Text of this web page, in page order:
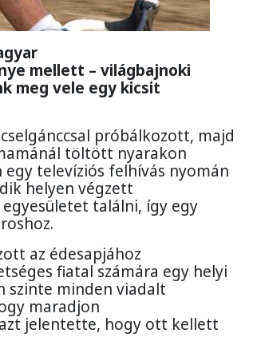
mellett – világbajnoki
meg vele egy kicsit
próbálkozott, majd
töltött nyarakon
televíziós felhívás nyomán
helyen végzett
találni, így egy
az édesapjához
fiatal számára egy helyi
szinte minden viadalt
maradjon
azt jelentette, hogy ott kellett